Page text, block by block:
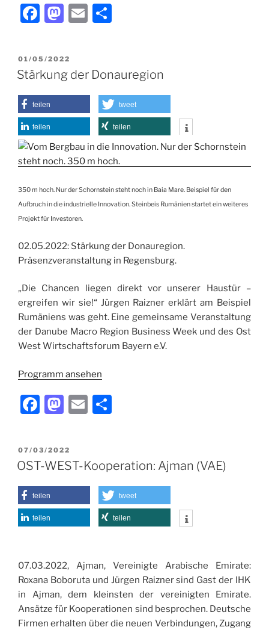
F
c
e
b
o
o
k
M
st
o
d
o
E
l
n
VERÖFFENTLICHT
AM
01/05/2022
Stärkung der Donauregion
teilen tweet
teilen teilen
350 m hoch. Nur der Schornstein steht noch in Baia Mare. Beispiel für den
Aufbruch in die industrielle Innovation. Steinbeis Rumänien startet ein weiteres
Projekt für Investoren.
02.05.2022: Stärkung der Donauregion.
Präsenzveranstaltung in Regensburg.
„Die Chancen liegen direkt vor unserer Haustür –
ergreifen wir sie!“ Jürgen Raizner erklärt am Beispiel
Rumäniens was geht. Eine gemeinsame Veranstaltung
der Danube Macro Region Business Week und des Ost
West Wirtschaftsforum Bayern e.V.
Programm ansehen
F
c
e
b
o
o
M
st
o
d
o
E
l
n
VERÖFFENTLICHT
AM
07/03/2022
OST-WEST-Kooperation: Ajman (VAE)
teilen tweet
teilen teilen
07.03.2022, Ajman, Vereinigte Arabische Emirate:
Roxana Boboruta und Jürgen Raizner sind Gast der IHK
in Ajman, dem kleinsten der vereinigten Emirate.
Ansätze für Kooperationen sind besprochen. Deutsche
Firmen erhalten über die neuen Verbindungen, Zugang